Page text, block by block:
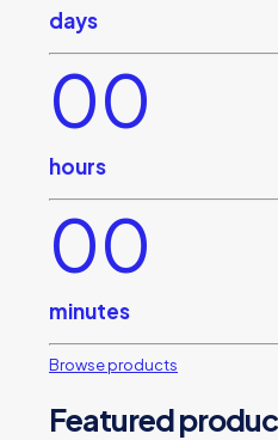
days
00
hours
00
minutes
Browse products
Featured